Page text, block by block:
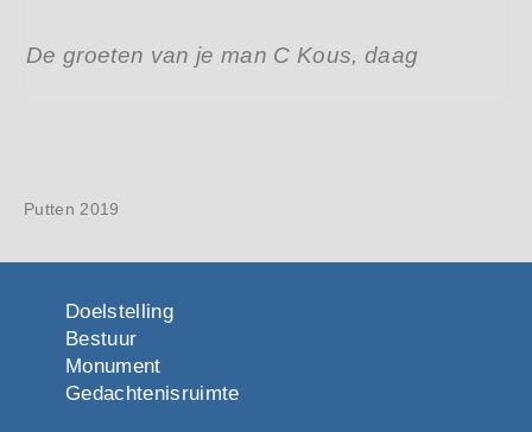
De groeten van je man C Kous, daag
Putten 2019
Doelstelling
Bestuur
Monument
Gedachtenisruimte